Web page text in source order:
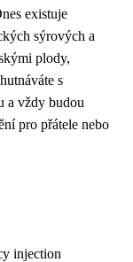
existuje
sýrových a
plody,
s
a vždy budou
pro přátele nebo
injection